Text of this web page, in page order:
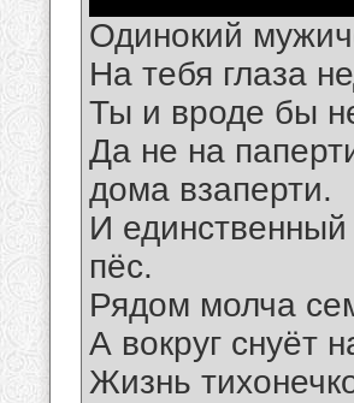
Одинокий
На тебя глаза
Ты и вроде бы
Да не на
дома взаперти.
И единственный
пёс.
Рядом молча
А вокруг снуёт
Жизнь